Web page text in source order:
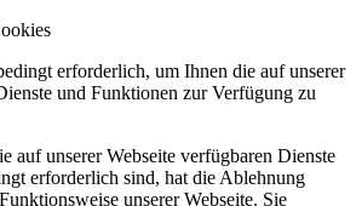
erforderlich, um Ihnen die auf unserer
und Funktionen zur Verfügung zu
auf unserer Webseite verfügbaren Dienste
erforderlich sind, hat die Ablehnung
unserer Webseite. Sie